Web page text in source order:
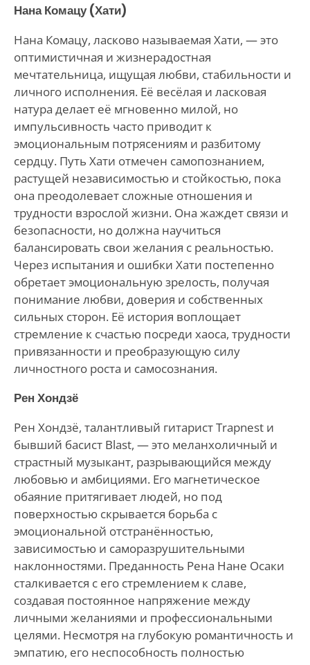
Нана Комацу (Хати)
Нана Комацу, ласково называемая Хати, — это
оптимистичная и жизнерадостная
мечтательница, ищущая любви, стабильности и
личного исполнения. Её весёлая и ласковая
натура делает её мгновенно милой, но
импульсивность часто приводит к
эмоциональным потрясениям и разбитому
сердцу. Путь Хати отмечен самопознанием,
растущей независимостью и стойкостью, пока
она преодолевает сложные отношения и
трудности взрослой жизни. Она жаждет связи и
безопасности, но должна научиться
балансировать свои желания с реальностью.
Через испытания и ошибки Хати постепенно
обретает эмоциональную зрелость, получая
понимание любви, доверия и собственных
сильных сторон. Её история воплощает
стремление к счастью посреди хаоса, трудности
привязанности и преобразующую силу
личностного роста и самосознания.
Рен Хондзё
Рен Хондзё, талантливый гитарист Trapnest и
бывший басист Blast, — это меланхоличный и
страстный музыкант, разрывающийся между
любовью и амбициями. Его магнетическое
обаяние притягивает людей, но под
поверхностью скрывается борьба с
эмоциональной отстранённостью,
зависимостью и саморазрушительными
наклонностями. Преданность Рена Нане Осаки
сталкивается с его стремлением к славе,
создавая постоянное напряжение между
личными желаниями и профессиональными
целями. Несмотря на глубокую романтичность и
эмпатию, его неспособность полностью